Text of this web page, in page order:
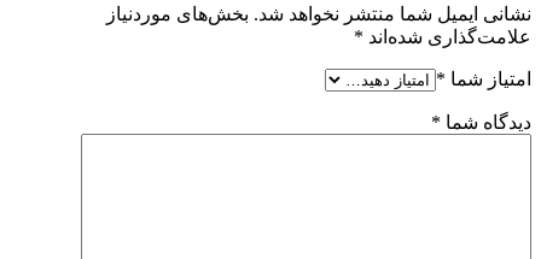
نشانی ایمیل شما منتشر نخواهد شد. بخش‌های موردنیاز
علامت‌گذاری شده‌اند *
امتیاز شما *
دیدگاه شما *